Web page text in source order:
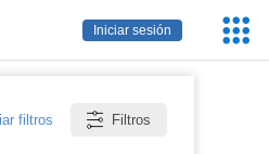
Iniciar sesión
filtros Filtros